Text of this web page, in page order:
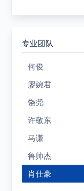
专业团队
何俊
廖婉君
饶尧
许敬东
马谦
鲁帅杰
肖仕豪